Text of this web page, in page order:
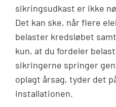
sikringsudkast er ikke
Det kan ske, når flere
belaster kredsløbet
kun, at du fordeler
sikringerne springer
oplagt årsag, tyder det
installationen.